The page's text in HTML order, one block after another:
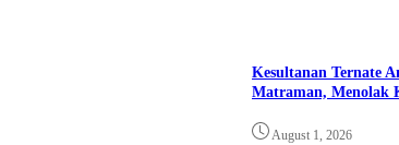
Kesultanan Ternate
Matraman, Menolak
August 1, 2026